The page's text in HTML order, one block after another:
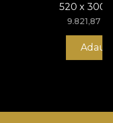
520 x 300
9.821,87